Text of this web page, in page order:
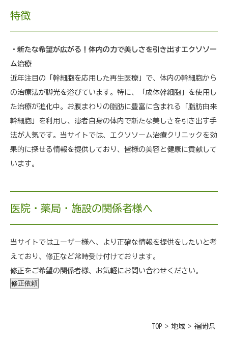
特徴
・新たな希望が広がる！体内の力で美しさを引き出すエクソソー
ム治療
近年注目の「幹細胞を応用した再生医療」で、体内の幹細胞から
の治療法が脚光を浴びています。特に、「成体幹細胞」を使用し
た治療が進化中。お腹まわりの脂肪に豊富に含まれる「脂肪由来
幹細胞」を利用し、患者自身の体内で新たな美しさを引き出す手
法が人気です。当サイトでは、エクソソーム治療クリニックを効
果的に探せる情報を提供しており、皆様の美容と健康に貢献して
います。
医院・薬局・施設の関係者様へ
当サイトではユーザー様へ、より正確な情報を提供をしたいと考
えており、修正など常時受け付けております。
修正をご希望の関係者様、お気軽にお問い合わせください。
修正依頼
TOP > 地域 > 福岡県